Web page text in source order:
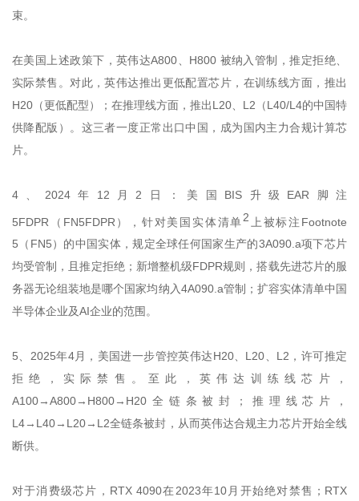
束。
在美国上述政策下，英伟达A800、H800 被纳入管制，推定拒绝、
实际禁售。对此，英伟达推出更低配置芯片，在训练线方面，推出
H20（更低配型）；在推理线方面，推出L20、L2（L40/L4的中国特
供降配版）。这三者一度正常出口中国，成为国内主力合规计算芯
片。
4、2024年12月2日：美国BIS升级EAR脚注
5FDPR（FN5FDPR），针对美国实体清单2 上被标注Footnote
5（FN5）的中国实体，规定全球任何国家生产的3A090.a项下芯片
均受管制，且推定拒绝；新增整机级FDPR规则，搭载先进芯片的服
务器无论组装地是哪个国家均纳入4A090.a管制；扩容实体清单中国
半导体企业及AI企业的范围。
5、2025年4月，美国进一步管控英伟达H20、L20、L2，许可推定
拒绝，实际禁售。至此，英伟达训练线芯片，
A100→A800→H800→H20全链条被封；推理线芯片，
L4→L40→L20→L2全链条被封，从而英伟达合规主力芯片开始全线
断供。
对于消费级芯片，RTX 4090在2023年10月开始绝对禁售；RTX